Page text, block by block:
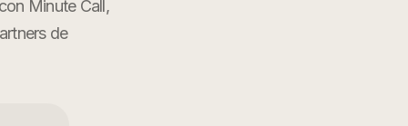
Minute Call,
de